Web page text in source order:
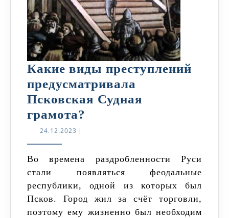
Какие виды преступлений
предусматривала
Псковская Судная
грамота?
предусматривала
Псковская
Судная
грамота?
24.12.2023 24.12.2023
|
Во времена раздробленности Руси
стали появляться феодальные
республики, одной из которых был
Псков. Город жил за счёт торговли,
поэтому ему жизненно был необходим